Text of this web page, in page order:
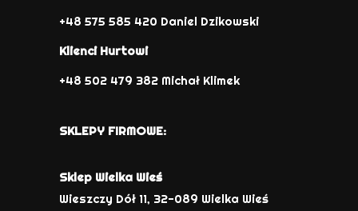
+48 575 585 420 Daniel Dzikowski
Klienci Hurtowi
+48 502 479 382 Michał Klimek
SKLEPY FIRMOWE:
Sklep Wielka Wieś
Wieszczy Dół 11, 32-089 Wielka Wieś